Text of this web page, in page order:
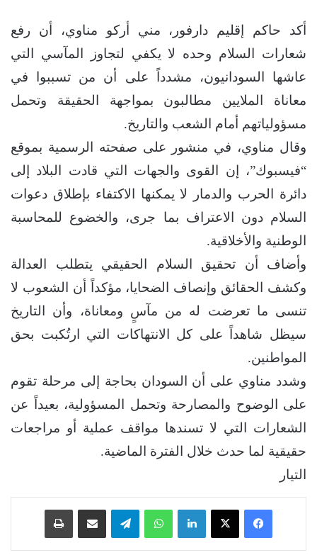
أكد حاكم إقليم دارفور، مني أركو مناوي، أن رفع
شعارات السلام وحده لا يكفي لتجاوز المآسي التي
عاشها السودانيون، مشدداً على أن من تسببوا في
معاناة الملايين مطالبون بمواجهة الحقيقة وتحمل
مسؤولياتهم أمام الشعب والتاريخ.
وقال مناوي، في منشور على صفحته الرسمية بموقع
“فيسبوك”، إن القوى والجهات التي قادت البلاد إلى
دائرة الحرب والدمار لا يمكنها الاكتفاء بإطلاق دعوات
السلام دون الاعتراف بما جرى، والخضوع للمحاسبة
الوطنية والأخلاقية.
وأضاف أن تحقيق السلام الحقيقي يتطلب العدالة
وكشف الحقائق وإنصاف الضحايا، مؤكداً أن الشعوب لا
تنسى ما تعرضت له من مآسٍ ومعاناة، وأن التاريخ
سيظل شاهداً على كل الانتهاكات التي ارتُكبت بحق
المواطنين.
وشدد مناوي على أن السودان بحاجة إلى مرحلة تقوم
على الوضوح والمصارحة وتحمل المسؤولية، بعيداً عن
الشعارات التي لا تسندها مواقف عملية أو مراجعات
حقيقية لما حدث خلال الفترة الماضية.
التيار
فيسبوك ‫X لينكدإن واتساب تيلقرام